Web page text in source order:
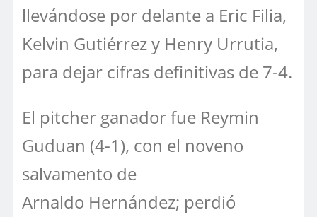
llevándose por delante a Eric Filia,
Kelvin Gutiérrez y Henry Urrutia,
para dejar cifras definitivas de 7-4.
El pitcher ganador fue Reymin
Guduan (4-1), con el noveno
salvamento de
Arnaldo Hernández; perdió